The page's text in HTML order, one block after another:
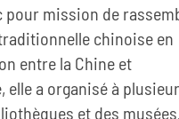
pour mission de
chinoise en
entre la Chine et
elle a organisé à
et des